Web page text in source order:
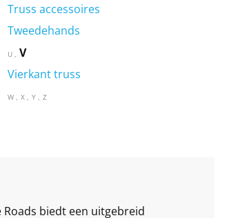
Truss accessoires
Tweedehands
U
V
Vierkant truss
W X Y Z
biedt een uitgebreid